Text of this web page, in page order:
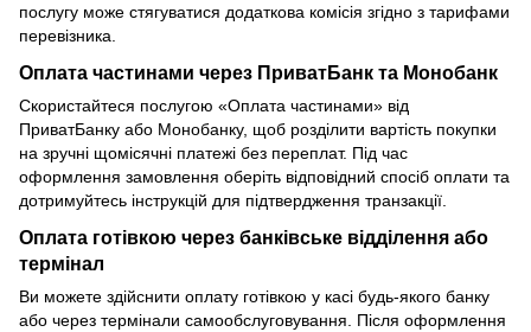
послугу може стягуватися додаткова комісія згідно з тарифами
перевізника.
Оплата частинами через ПриватБанк та Монобанк
Скористайтеся послугою «Оплата частинами» від
ПриватБанку або Монобанку, щоб розділити вартість покупки
на зручні щомісячні платежі без переплат. Під час
оформлення замовлення оберіть відповідний спосіб оплати та
дотримуйтесь інструкцій для підтвердження транзакції.
Оплата готівкою через банківське відділення або
термінал
Ви можете здійснити оплату готівкою у касі будь-якого банку
або через термінали самообслуговування. Після оформлення